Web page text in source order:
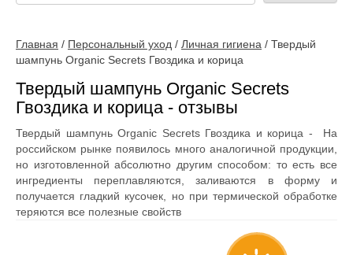
Главная / Персональный уход / Личная гигиена / Твердый
шампунь Organic Secrets Гвоздика и корица
Твердый шампунь Organic Secrets
Гвоздика и корица - отзывы
Твердый шампунь Organic Secrets Гвоздика и корица - На
российском рынке появилось много аналогичной продукции,
но изготовленной абсолютно другим способом: то есть все
ингредиенты переплавляются, заливаются в форму и
получается гладкий кусочек, но при термической обработке
теряются все полезные свойств